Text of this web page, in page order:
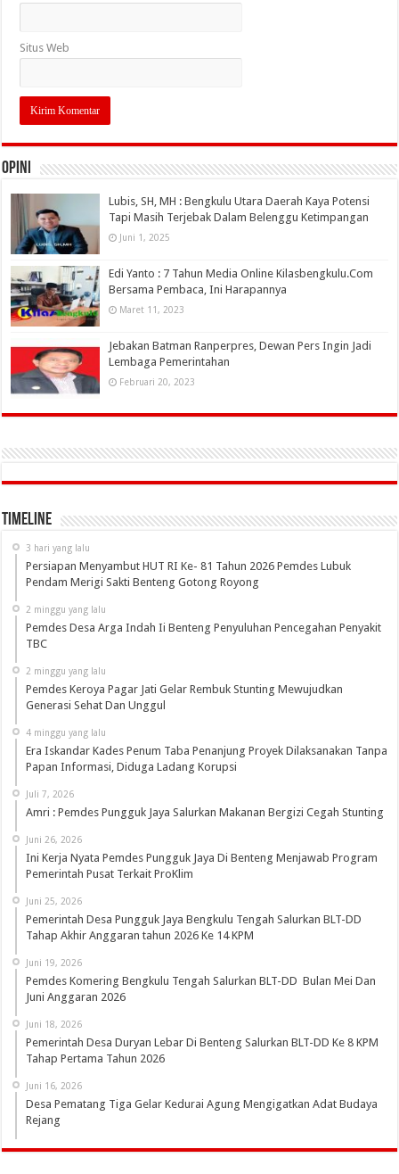
Situs Web
OPINI
Lubis, SH, MH : Bengkulu Utara Daerah Kaya Potensi
Tapi Masih Terjebak Dalam Belenggu Ketimpangan
Juni 1, 2025
Edi Yanto : 7 Tahun Media Online Kilasbengkulu.Com
Bersama Pembaca, Ini Harapannya
Maret 11, 2023
Jebakan Batman Ranperpres, Dewan Pers Ingin Jadi
Lembaga Pemerintahan
Februari 20, 2023
Timeline
3 hari yang lalu
Persiapan Menyambut HUT RI Ke- 81 Tahun 2026 Pemdes Lubuk
Pendam Merigi Sakti Benteng Gotong Royong
2 minggu yang lalu
Pemdes Desa Arga Indah Ii Benteng Penyuluhan Pencegahan Penyakit
TBC
2 minggu yang lalu
Pemdes Keroya Pagar Jati Gelar Rembuk Stunting Mewujudkan
Generasi Sehat Dan Unggul
4 minggu yang lalu
Era Iskandar Kades Penum Taba Penanjung Proyek Dilaksanakan Tanpa
Papan Informasi, Diduga Ladang Korupsi
Juli 7, 2026
Amri : Pemdes Pungguk Jaya Salurkan Makanan Bergizi Cegah Stunting
Juni 26, 2026
Ini Kerja Nyata Pemdes Pungguk Jaya Di Benteng Menjawab Program
Pemerintah Pusat Terkait ProKlim
Juni 25, 2026
Pemerintah Desa Pungguk Jaya Bengkulu Tengah Salurkan BLT-DD
Tahap Akhir Anggaran tahun 2026 Ke 14 KPM
Juni 19, 2026
Pemdes Komering Bengkulu Tengah Salurkan BLT-DD Bulan Mei Dan
Juni Anggaran 2026
Juni 18, 2026
Pemerintah Desa Duryan Lebar Di Benteng Salurkan BLT-DD Ke 8 KPM
Tahap Pertama Tahun 2026
Juni 16, 2026
Desa Pematang Tiga Gelar Kedurai Agung Mengigatkan Adat Budaya
Rejang